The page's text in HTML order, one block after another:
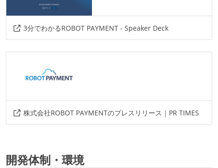
3分でわかるROBOT PAYMENT - Speaker Deck
株式会社ROBOT PAYMENTのプレスリリース｜PR TIMES
開発体制・環境